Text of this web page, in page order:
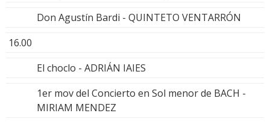
Don Agustín Bardi - QUINTETO VENTARRÓN
16.00
El choclo - ADRIÁN IAIES
1er mov del Concierto en Sol menor de BACH -
MIRIAM MENDEZ